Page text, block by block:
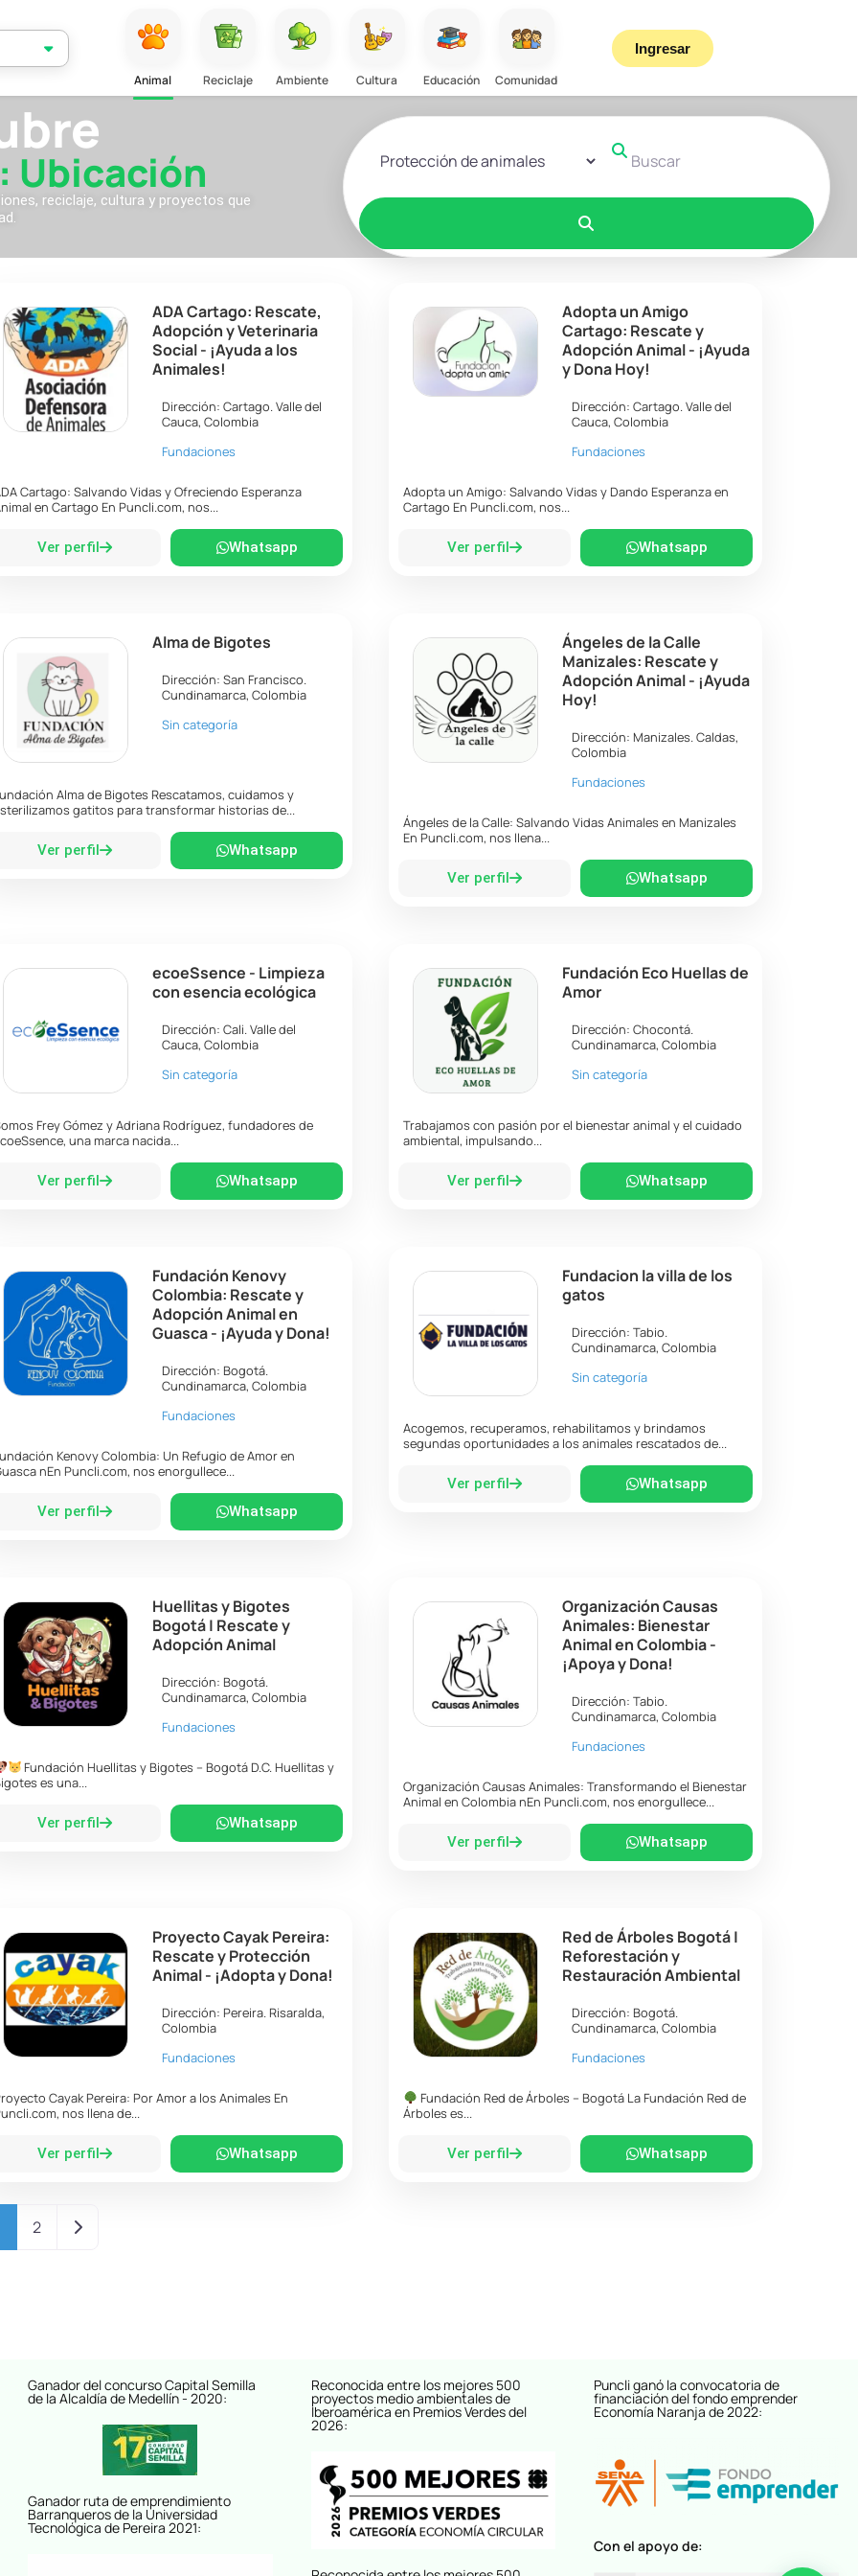
Animal Reciclaje Ambiente Cultura Educación Comunidad
Ingresar
Ubicación
reciclaje, cultura y proyectos que
Seleccionar el formulario de búsquedaBuscar
ADA Cartago: Rescate,
Adopción y Veterinaria
Social - ¡Ayuda a los
Animales!
Dirección:Cartago.Valle del
Cauca,Colombia
Fundaciones
Cartago: Salvando Vidas y Ofreciendo Esperanza
en Cartago En Puncli.com, nos...
Ver perfil Whatsapp
Adopta un Amigo
Cartago: Rescate y
Adopción Animal - ¡Ayuda
y Dona Hoy!
Dirección:Cartago.Valle del
Cauca,Colombia
Fundaciones
Adopta un Amigo: Salvando Vidas y Dando Esperanza en
Cartago En Puncli.com, nos...
Ver perfil Whatsapp
Alma de Bigotes
Dirección:San Francisco.
Cundinamarca,Colombia
Sin categoría
Alma de Bigotes Rescatamos, cuidamos y
gatitos para transformar historias de...
Ver perfil Whatsapp
Ángeles de la Calle
Manizales: Rescate y
Adopción Animal - ¡Ayuda
Hoy!
Dirección: Manizales.Caldas,
Colombia
Fundaciones
Ángeles de la Calle: Salvando Vidas Animales en Manizales
En Puncli.com, nos llena...
Ver perfil Whatsapp
ecoeSsence - Limpieza
con esencia ecológica
Dirección:Cali.Valle del
Cauca,Colombia
Sin categoría
Frey Gómez y Adriana Rodríguez, fundadores de
una marca nacida...
Ver perfil Whatsapp
Fundación Eco Huellas de
Amor
Dirección:Chocontá.
Cundinamarca,Colombia
Sin categoría
Trabajamos con pasión por el bienestar animal y el cuidado
ambiental, impulsando...
Ver perfil Whatsapp
Fundación Kenovy
Colombia: Rescate y
Adopción Animal en
Guasca - ¡Ayuda y Dona!
Dirección: Bogotá.
Cundinamarca,Colombia
Fundaciones
Kenovy Colombia: Un Refugio de Amor en
nEn Puncli.com, nos enorgullece...
Ver perfil Whatsapp
Fundacion la villa de los
gatos
Dirección:Tabio.
Cundinamarca,Colombia
Sin categoría
Acogemos, recuperamos, rehabilitamos y brindamos
segundas oportunidades a los animales rescatados de...
Ver perfil Whatsapp
Huellitas y Bigotes
Bogotá | Rescate y
Adopción Animal
Dirección: Bogotá.
Cundinamarca,Colombia
Fundaciones
Fundación Huellitas y Bigotes – Bogotá D.C. Huellitas y
es una...
Ver perfil Whatsapp
Organización Causas
Animales: Bienestar
Animal en Colombia -
¡Apoya y Dona!
Dirección:Tabio.
Cundinamarca,Colombia
Fundaciones
Organización Causas Animales: Transformando el Bienestar
Animal en Colombia nEn Puncli.com, nos enorgullece...
Ver perfil Whatsapp
Proyecto Cayak Pereira:
Rescate y Protección
Animal - ¡Adopta y Dona!
Dirección: Pereira. Risaralda,
Colombia
Fundaciones
Cayak Pereira: Por Amor a los Animales En
nos llena de...
Ver perfil Whatsapp
Red de Árboles Bogotá |
Reforestación y
Restauración Ambiental
Dirección: Bogotá.
Cundinamarca,Colombia
Fundaciones
Fundación Red de Árboles – Bogotá La Fundación Red de
Árboles es...
Ver perfil Whatsapp
2 Entradas anteriores
Ganador del concurso Capital Semilla
de la Alcaldía de Medellín - 2020:
Ganador ruta de emprendimiento
Barranqueros de la Universidad
Tecnológica de Pereira 2021:
Reconocida entre los mejores 500
proyectos medio ambientales de
Iberoamérica en Premios Verdes del
2026:
Puncli ganó la convocatoria de
financiación del fondo emprender
Economía Naranja de 2022:
Con el apoyo de: